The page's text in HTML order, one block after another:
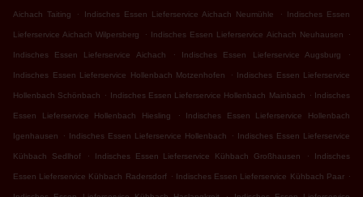
Aichach Taiting . Indisches Essen Lieferservice Aichach Neumühle . Indisches Essen
Lieferservice Aichach Wilpersberg . Indisches Essen Lieferservice Aichach Neuhausen .
Indisches Essen Lieferservice Aichach . Indisches Essen Lieferservice Augsburg .
Indisches Essen Lieferservice Hollenbach Motzenhofen . Indisches Essen Lieferservice
Hollenbach Schönbach . Indisches Essen Lieferservice Hollenbach Mainbach . Indisches
Essen Lieferservice Hollenbach Hiesling . Indisches Essen Lieferservice Hollenbach
Igenhausen . Indisches Essen Lieferservice Hollenbach . Indisches Essen Lieferservice
Kühbach Sedlhof . Indisches Essen Lieferservice Kühbach Großhausen . Indisches
Essen Lieferservice Kühbach Radersdorf . Indisches Essen Lieferservice Kühbach Paar .
.